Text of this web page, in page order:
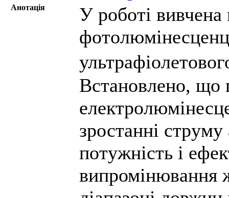
Анотація
У роботі
Встановлено, що
зростанні
потужність і
випромінювання